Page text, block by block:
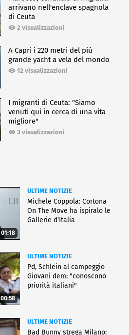
arrivano nell'enclave spagnola
di Ceuta
2 visualizzazioni
A Capri i 220 metri del più
grande yacht a vela del mondo
12 visualizzazioni
I migranti di Ceuta: "Siamo
venuti qui in cerca di una vita
migliore"
3 visualizzazioni
01:18
ULTIME NOTIZIE
Michele Coppola: Cortona
On The Move ha ispiralo le
Gallerie d'Italia
00:58
ULTIME NOTIZIE
Pd, Schlein al campeggio
Giovani dem: "conoscono
priorità italiani"
ULTIME NOTIZIE
Bad Bunny strega Milano: